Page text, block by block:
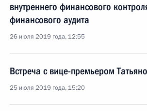
внутреннего финансового
финансового аудита
26 июля 2019 года, 12:55
Встреча с вице-премьером
25 июля 2019 года, 15:20